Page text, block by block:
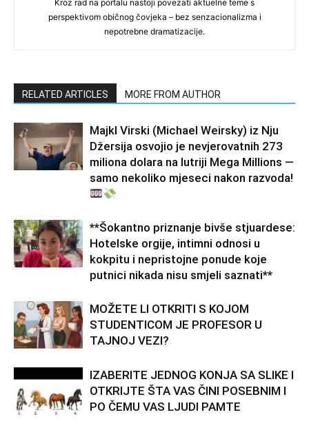
Kroz rad na portalu nastoji povezati aktuelne teme s
perspektivom običnog čovjeka – bez senzacionalizma i
nepotrebne dramatizacije.
RELATED ARTICLES MORE FROM AUTHOR
Majkl Virski (Michael Weirsky) iz Nju
Džersija osvojio je nevjerovatnih 273
miliona dolara na lutriji Mega Millions —
samo nekoliko mjeseci nakon razvoda!
**Šokantno priznanje bivše stjuardese:
Hotelske orgije, intimni odnosi u
kokpitu i nepristojne ponude koje
putnici nikada nisu smjeli saznati**
MOŽETE LI OTKRITI S KOJOM
STUDENTICOM JE PROFESOR U
TAJNOJ VEZI?
IZABERITE JEDNOG KONJA SA SLIKE I
OTKRIJTE ŠTA VAS ČINI POSEBNIM I
PO ČEMU VAS LJUDI PAMTE